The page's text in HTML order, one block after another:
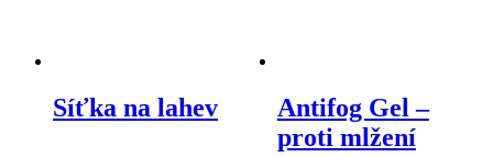
Síťka na lahev
Antifog Gel –
proti mlžení